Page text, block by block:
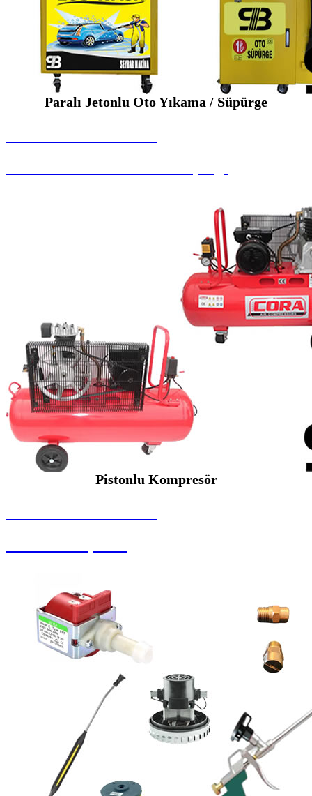
Paralı Jetonlu Oto Yıkama / Süpürge
Pistonlu Kompresör